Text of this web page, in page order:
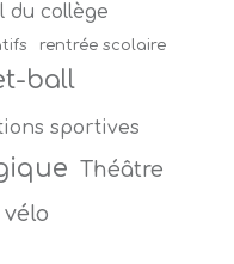
du collège
rentrée scolaire
ball
sportives
Théâtre
vélo